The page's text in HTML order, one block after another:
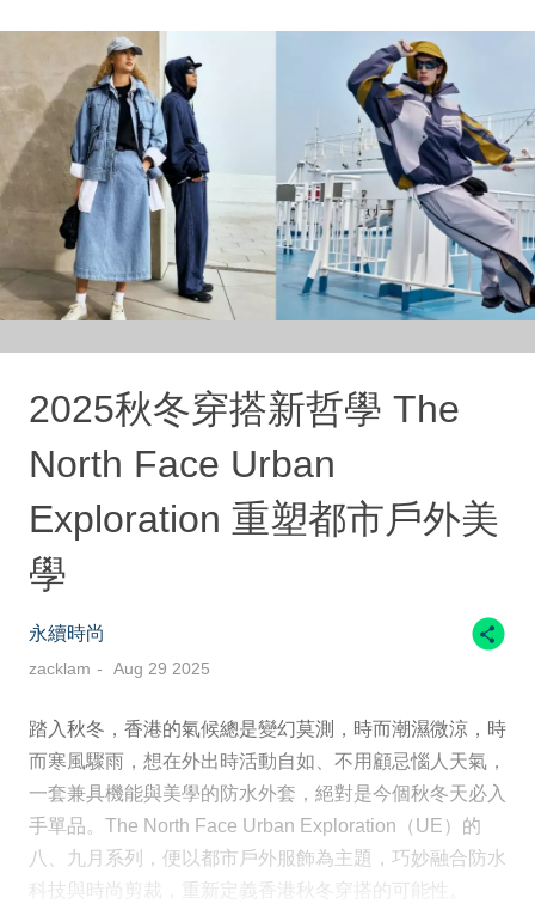
2025秋冬穿搭新哲學 The
North Face Urban
Exploration 重塑都市戶外美
學
永續時尚
zacklam Aug 29 2025
踏入秋冬，香港的氣候總是變幻莫測，時而潮濕微涼，時
而寒風驟雨，想在外出時活動自如、不用顧忌惱人天氣，
一套兼具機能與美學的防水外套，絕對是今個秋冬天必入
手單品。The North Face Urban Exploration（UE）的
八、九月系列，便以都市戶外服飾為主題，巧妙融合防水
科技與時尚剪裁，重新定義香港秋冬穿搭的可能性。